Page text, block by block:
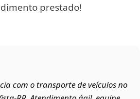
prestado!
com o transporte de veículos no